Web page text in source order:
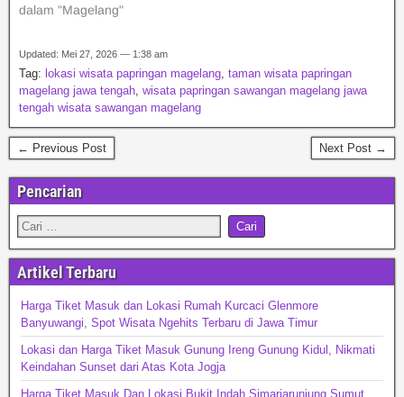
dalam "Magelang"
Updated: Mei 27, 2026 — 1:38 am
Tag: lokasi wisata papringan magelang, taman wisata papringan
magelang jawa tengah, wisata papringan sawangan magelang jawa
tengah wisata sawangan magelang
← Previous Post Next Post →
Pencarian
Artikel Terbaru
Harga Tiket Masuk dan Lokasi Rumah Kurcaci Glenmore
Banyuwangi, Spot Wisata Ngehits Terbaru di Jawa Timur
Lokasi dan Harga Tiket Masuk Gunung Ireng Gunung Kidul, Nikmati
Keindahan Sunset dari Atas Kota Jogja
Harga Tiket Masuk Dan Lokasi Bukit Indah Simarjarunjung Sumut,